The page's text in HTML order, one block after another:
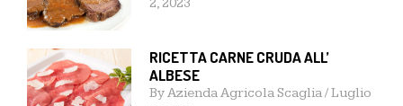
RICETTA CARNE CRUDA ALL’
ALBESE
ByAzienda Agricola Scaglia/Luglio